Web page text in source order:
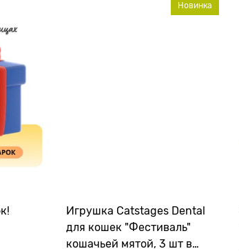
Игрушка Catstages Dental
для кошек "Фестиваль"
кошачьей мятой, 3 шт в
Новинка